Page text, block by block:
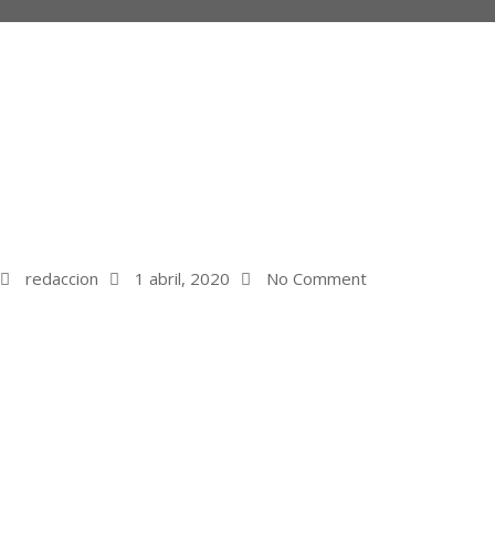
redaccion 1 abril, 2020 No Comment